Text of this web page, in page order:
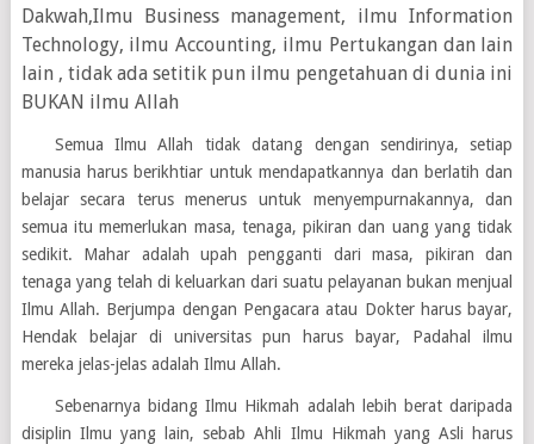
Dakwah,Ilmu Business management, ilmu Information
Technology, ilmu Accounting, ilmu Pertukangan dan lain
lain , tidak ada setitik pun ilmu pengetahuan di dunia ini
BUKAN ilmu Allah
Semua Ilmu Allah tidak datang dengan sendirinya, setiap
manusia harus berikhtiar untuk mendapatkannya dan berlatih dan
belajar secara terus menerus untuk menyempurnakannya, dan
semua itu memerlukan masa, tenaga, pikiran dan uang yang tidak
sedikit. Mahar adalah upah pengganti dari masa, pikiran dan
tenaga yang telah di keluarkan dari suatu pelayanan bukan menjual
Ilmu Allah. Berjumpa dengan Pengacara atau Dokter harus bayar,
Hendak belajar di universitas pun harus bayar, Padahal ilmu
mereka jelas-jelas adalah Ilmu Allah.
Sebenarnya bidang Ilmu Hikmah adalah lebih berat daripada
disiplin Ilmu yang lain, sebab Ahli Ilmu Hikmah yang Asli harus